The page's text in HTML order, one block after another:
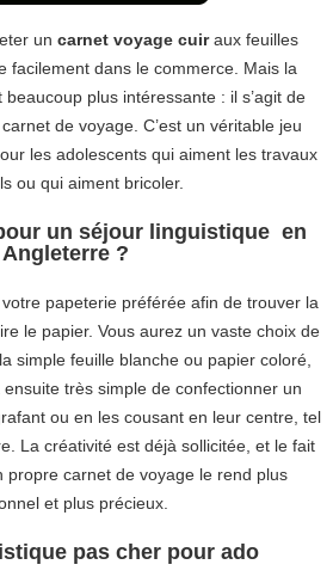
un carnet voyage cuiraux feuilles
facilement dans le commerce. Mais la
plus intéressante : il s’agit de
de voyage. C’est un véritable jeu
les adolescents qui aiment les travaux
ou qui aiment bricoler.
un séjour linguistique en
Angleterre ?
papeterie préférée afin de trouver la
le papier. Vous aurez un vaste choix de
simple feuille blanche ou papier coloré,
très simple de confectionner un
ou en les cousant en leur centre, tel
La créativité est déjà sollicitée, et le fait
propre carnet de voyage le rend plus
et plus précieux.
pas cher pour ado